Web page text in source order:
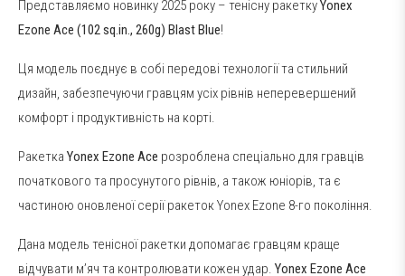
Представляємо новинку 2025 року – тенісну ракеткуYonex
Ezone Ace (102 sq.in., 260g) Blast Blue!
Ця модель поєднує в собі передові технології та стильний
дизайн, забезпечуючи гравцям усіх рівнів неперевершений
комфорт і продуктивність на корті.
Ракетка Yonex Ezone Ace розроблена спеціально для гравців
початкового та просунутого рівнів, а також юніорів, та є
частиною оновленої серії ракеток Yonex Ezone 8-го покоління.
Дана модель тенісної ракетки допомагає гравцям краще
відчувати м’яч та контролювати кожен удар. Yonex Ezone Ace